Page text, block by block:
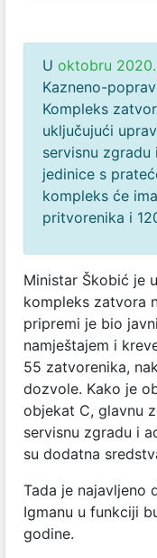
U oktobru
Kazneno-
Kompleks
uključujući
servisnu
jedinice s
kompleks će
pritvorenika i
Ministar Škobić je u
kompleks zatvora
pripremi je bio
namještajem i
55 zatvorenika,
dozvole. Kako je
objekat C, glavnu
servisnu zgradu i
su dodatna
Tada je najavljeno
Igmanu u funkciji
godine.